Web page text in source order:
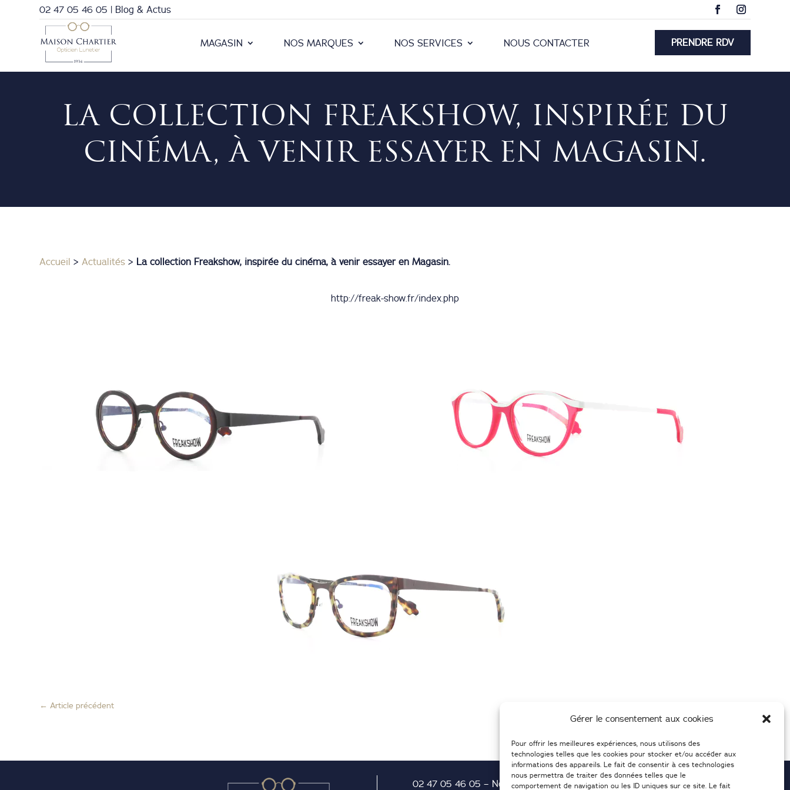
Gérer le consentement aux cookies
Pour offrir les meilleures expériences, nous utilisons des
technologies telles que les cookies pour stocker et/ou accéder aux
informations des appareils. Le fait de consentir à ces technologies
nous permettra de traiter des données telles que le
comportement de navigation ou les ID uniques sur ce site. Le fait
02 47 05 46 05 | Blog & Actus
MAGASIN NOS MARQUES NOS SERVICES NOUS CONTACTER PRENDRE RDV
LA COLLECTION FREAKSHOW, INSPIRÉE DU
CINÉMA, À VENIR ESSAYER EN MAGASIN.
Accueil >Actualités > La collection Freakshow, inspirée du cinéma, à venir essayer en Magasin.
http://freak-show.fr/index.php
←Article précédent
02 47 05 46 05 – Nous écrire